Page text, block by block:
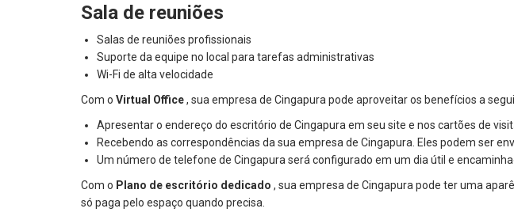
Sala de reuniões
Salas de reuniões profissionais
Suporte da equipe no local para tarefas administrativas
Wi-Fi de alta velocidade
Com o Virtual Office, sua empresa de Cingapura pode aproveitar os benefícios a
Apresentar o endereço do escritório de Cingapura em seu site e nos cartões de
Recebendo as correspondências da sua empresa de Cingapura. Eles podem ser
Um número de telefone de Cingapura será configurado em um dia útil e
Com o Plano de escritório dedicado , sua empresa de Cingapura pode ter uma
só paga pelo espaço quando precisa.